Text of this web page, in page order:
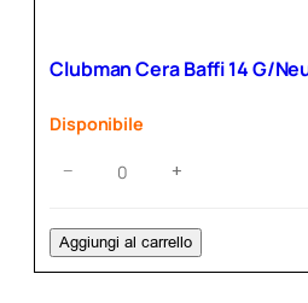
Castano
Clubman
14
G/Neu
− +
Clubman Cera Baffi 14 G/
Disponibile
Aggiungi al carrello